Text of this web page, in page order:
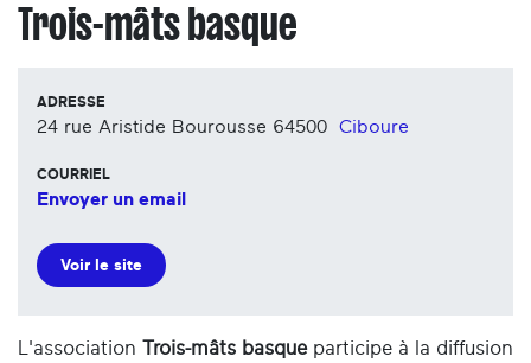
Trois-mâts basque
ADRESSE
24 rue Aristide Bourousse 64500 Ciboure
COURRIEL
Envoyer un email
Voir le site
L'association Trois-mâts basqueparticipe à la diffusion